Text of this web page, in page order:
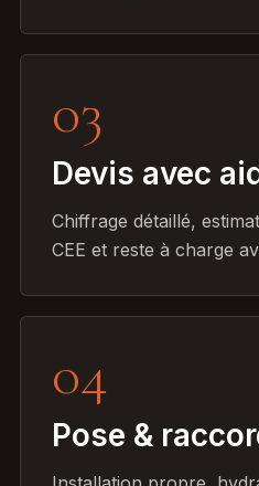
03
Devis avec
Chiffrage détaillé,
CEE et reste à charge
04
Pose &